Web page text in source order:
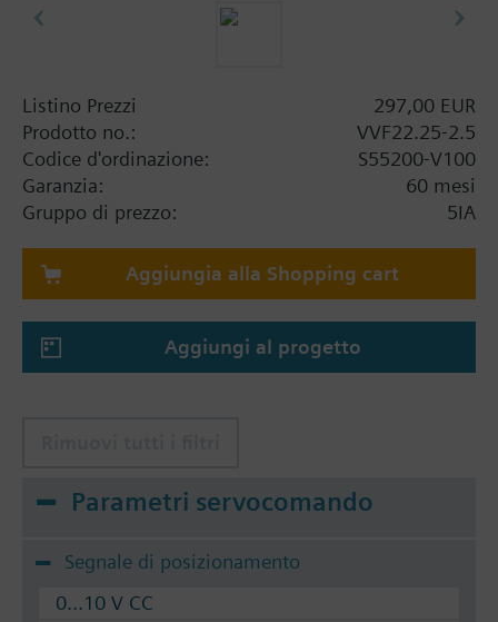
Listino Prezzi
297,00 EUR
Prodotto no.:
VVF22.25-2.5
Codice d'ordinazione:
S55200-V100
Garanzia:
60 mesi
Gruppo di prezzo:
5IA
Aggiungia alla Shopping cart
Aggiungi al progetto
Parametri servocomando
Segnale di posizionamento
0...10 V CC